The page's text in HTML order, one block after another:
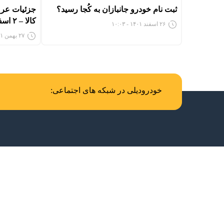
ثبت نام خودرو جانبازان به کُجا رسید؟
۲۶ اسفند ۱۴۰۱ - ۱۰:۰۳ کالا – ۲ اسفند ۱۴۰۱
۲۷ بهمن ۱۴۰۱ - ۱۲:۴۷
خودرودیلی در شبکه های اجتماعی: